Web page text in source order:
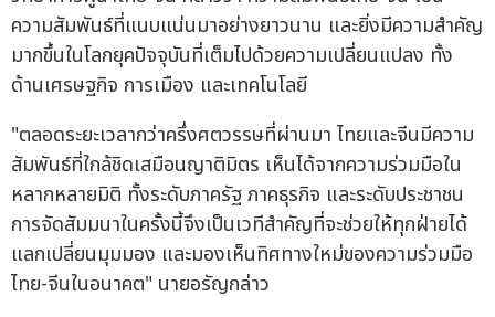
ความสัมพันธ์ที่แนบแน่นมาอย่างยาวนาน และยิ่งมีความสำคัญ
มากขึ้นในโลกยุคปัจจุบันที่เต็มไปด้วยความเปลี่ยนแปลง ทั้ง
ด้านเศรษฐกิจ การเมือง และเทคโนโลยี
"ตลอดระยะเวลากว่าครึ่งศตวรรษที่ผ่านมา ไทยและจีนมีความ
สัมพันธ์ที่ใกล้ชิดเสมือนญาติมิตร เห็นได้จากความร่วมมือใน
หลากหลายมิติ ทั้งระดับภาครัฐ ภาคธุรกิจ และระดับประชาชน
การจัดสัมมนาในครั้งนี้จึงเป็นเวทีสำคัญที่จะช่วยให้ทุกฝ่ายได้
แลกเปลี่ยนมุมมอง และมองเห็นทิศทางใหม่ของความร่วมมือ
ไทย-จีนในอนาคต" นายอรัญกล่าว